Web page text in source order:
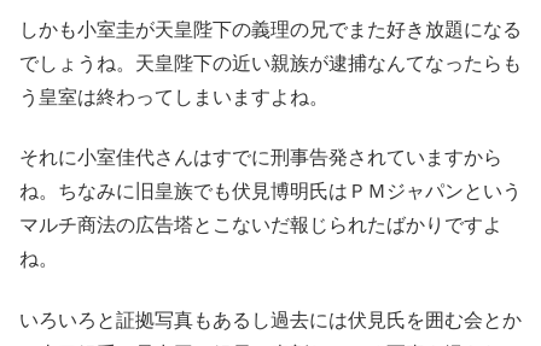
しかも小室圭が天皇陛下の義理の兄でまた好き放題になる
でしょうね。天皇陛下の近い親族が逮捕なんてなったらも
う皇室は終わってしまいますよね。
それに小室佳代さんはすでに刑事告発されていますから
ね。ちなみに旧皇族でも伏見博明氏はＰＭジャパンという
マルチ商法の広告塔とこないだ報じられたばかりですよ
ね。
いろいろと証拠写真もあるし過去には伏見氏を囲む会とか